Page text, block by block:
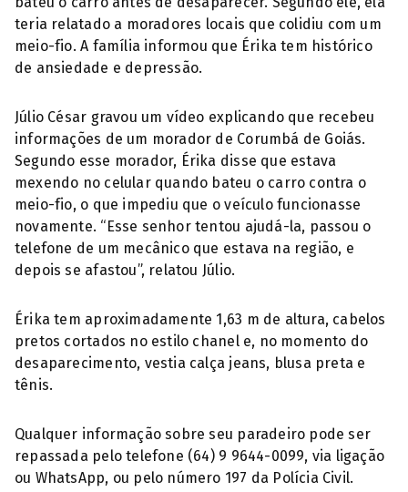
teria relatado a moradores locais que colidiu com um
meio-fio. A família informou que Érika tem histórico
de ansiedade e depressão.
Júlio César gravou um vídeo explicando que recebeu
informações de um morador de Corumbá de Goiás.
Segundo esse morador, Érika disse que estava
mexendo no celular quando bateu o carro contra o
meio-fio, o que impediu que o veículo funcionasse
novamente. “Esse senhor tentou ajudá-la, passou o
telefone de um mecânico que estava na região, e
depois se afastou”, relatou Júlio.
Érika tem aproximadamente 1,63 m de altura, cabelos
pretos cortados no estilo chanel e, no momento do
desaparecimento, vestia calça jeans, blusa preta e
tênis.
Qualquer informação sobre seu paradeiro pode ser
repassada pelo telefone (64) 9 9644-0099, via ligação
ou WhatsApp, ou pelo número 197 da Polícia Civil.